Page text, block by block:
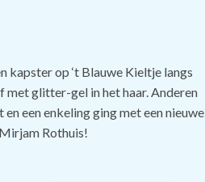
kapster op ‘t Blauwe Kieltje langs
met glitter-gel in het haar. Anderen
een enkeling ging met een nieuwe
Rothuis!